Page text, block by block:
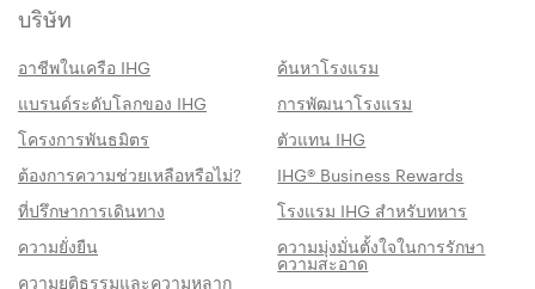
บริษัท
อาชีพในเครือ IHG
ค้นหาโรงแรม
แบรนด์ระดับโลกของ IHG
การพัฒนาโรงแรม
โครงการพันธมิตร
ตัวแทน IHG
ต้องการความช่วยเหลือหรือไม่?
IHG® Business Rewards
ที่ปรึกษาการเดินทาง
โรงแรม IHG สำหรับทหาร
ความยั่งยืน
ความมุ่งมั่นตั้งใจในการรักษา
ความสะอาด
ความยุติธรรมและความหลาก